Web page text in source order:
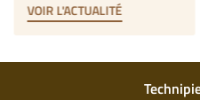
VOIR L'ACTUALITÉ